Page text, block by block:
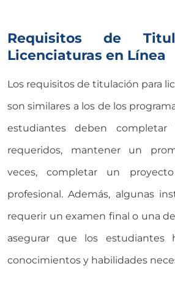
Requisitos de
Licenciaturas en Línea
Los requisitos de titulación para
son similares a los de los
estudiantes deben
requeridos, mantener un
veces, completar un
profesional. Además, algunas
requerir un examen final o una
asegurar que los estudiantes
conocimientos y habilidades